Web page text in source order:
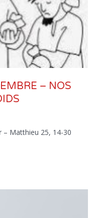
– NOS
– Matthieu 25, 14-30